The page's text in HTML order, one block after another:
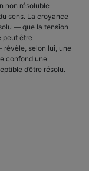
non résoluble
sens. La croyance
— que la tension
peut être
révèle, selon lui, une
confond une
d’être résolu.